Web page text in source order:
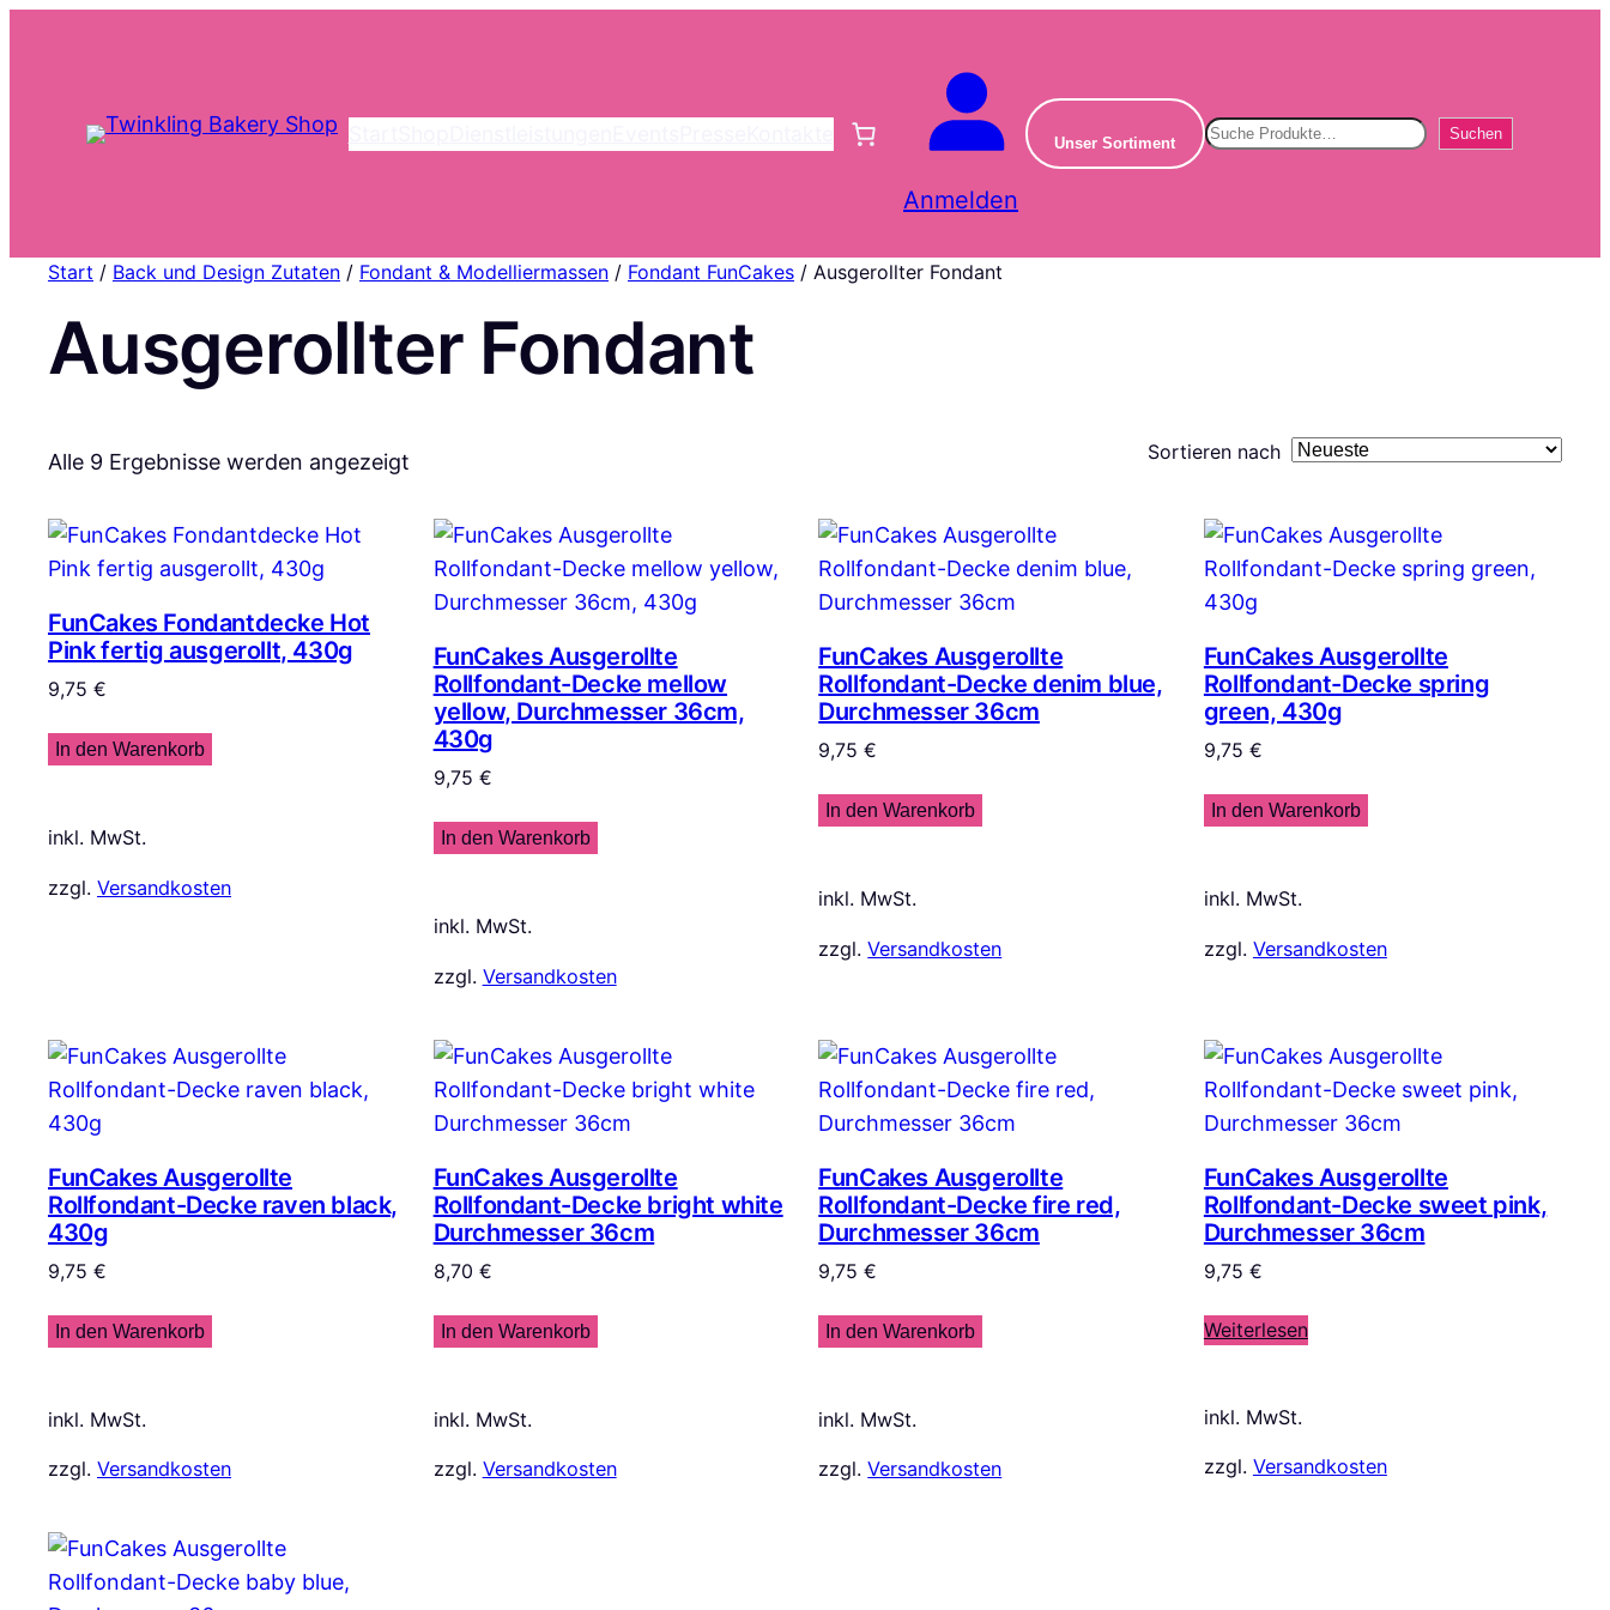
Anmelden
Unser Sortiment Suchen Suchen
Start / Back und Design Zutaten / Fondant & Modelliermassen / Fondant FunCakes / Ausgerollter Fondant
Ausgerollter Fondant
Alle 9 Ergebnisse werden angezeigt
sortiert
Sortieren nach
FunCakes Fondantdecke Hot
Pink fertig ausgerollt, 430g
9,75 €
In den Warenkorb
inkl. MwSt.
zzgl. Versandkosten
FunCakes Ausgerollte
Rollfondant-Decke mellow
yellow, Durchmesser 36cm,
430g
9,75 €
In den Warenkorb
inkl. MwSt.
zzgl. Versandkosten
FunCakes Ausgerollte
Rollfondant-Decke denim blue,
Durchmesser 36cm
9,75€
In den Warenkorb
inkl. MwSt.
zzgl.Versandkosten
FunCakes Ausgerollte
Rollfondant-Decke spring
green, 430g
9,75 €
In den Warenkorb
inkl. MwSt.
zzgl. Versandkosten
FunCakes Ausgerollte
Rollfondant-Decke raven black,
430g
9,75 €
In den Warenkorb
inkl. MwSt.
zzgl. Versandkosten
FunCakes Ausgerollte
Rollfondant-Decke bright white
Durchmesser 36cm
8,70 €
In den Warenkorb
inkl. MwSt.
zzgl. Versandkosten
FunCakes Ausgerollte
Rollfondant-Decke fire red,
Durchmesser 36cm
9,75€
In den Warenkorb
inkl. MwSt.
zzgl.Versandkosten
FunCakes Ausgerollte
Rollfondant-Decke sweet pink,
Durchmesser 36cm
9,75 €
Weiterlesen
inkl. MwSt.
zzgl. Versandkosten